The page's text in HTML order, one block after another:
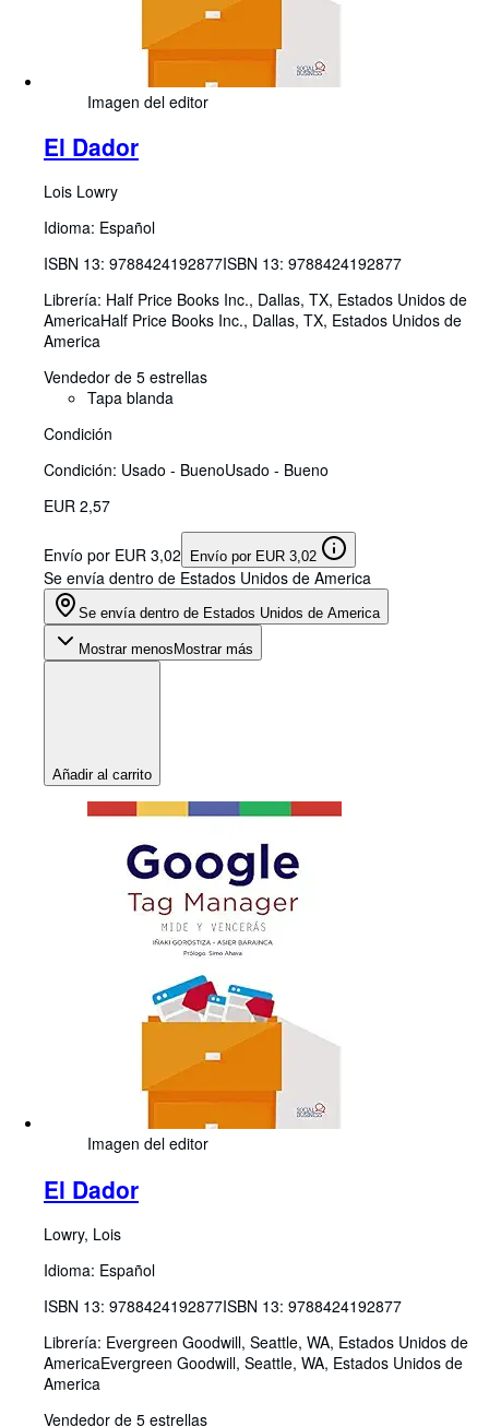
Imagen del editor
El Dador
Lois Lowry
Idioma: Español
ISBN 13: 9788424192877ISBN 13: 9788424192877
Librería: Half Price Books Inc., Dallas, TX, Estados Unidos de
AmericaHalf Price Books Inc., Dallas, TX, Estados Unidos de
America
Vendedor de 5 estrellas
Tapa blanda
Condición
Condición: Usado - BuenoUsado - Bueno
EUR 2,57
Envío por EUR 3,02 Envío por EUR 3,02
Se envía dentro de Estados Unidos de America
Se envía dentro de Estados Unidos de America
Mostrar menos Mostrar más
Añadir al carrito
Imagen del editor
El Dador
Lowry, Lois
Idioma: Español
ISBN 13: 9788424192877ISBN 13: 9788424192877
Librería: Evergreen Goodwill, Seattle, WA, Estados Unidos de
AmericaEvergreen Goodwill, Seattle, WA, Estados Unidos de
America
Vendedor de 5 estrellas